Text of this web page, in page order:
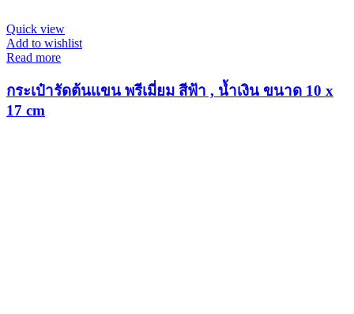
Quick view
Add to wishlist
Read more
กระเป๋ารัดต้นเเขน พรีเมี่ยม สีฟ้า , น้ำเงิน ขนาด 10 x
17 cm